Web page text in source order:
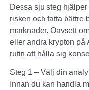
Dessa sju steg
risken och fatta bättre
marknader. Oavsett
eller andra krypton på
rutin att hålla sig
Steg 1 – Välj din
Innan du kan handla